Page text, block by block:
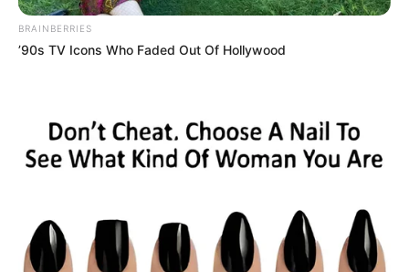
aliviar los cólicos menstruales. Una
infusión de manzanilla es ideal durante el
periodo menstrual.
manzanilla hacen que sea excelente
como enjuague bucal, ayudando a
reducir inflamaciones en las encías y a
Brillo y Cuidado del Cabello
La manzanilla puede usarse en
enjuagues capilares para aportar brillo al
BRAINBERRIES
’90s TV Icons Who Faded Out Of Hollywood